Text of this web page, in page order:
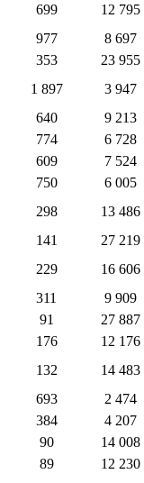
699 12 795
977 8 697
353 23 955
1 897 3 947
640 9 213
774 6 728
609 7 524
750 6 005
298 13 486
141 27 219
229 16 606
311 9 909
91 27 887
176 12 176
132 14 483
693 2 474
384 4 207
90 14 008
89 12 230